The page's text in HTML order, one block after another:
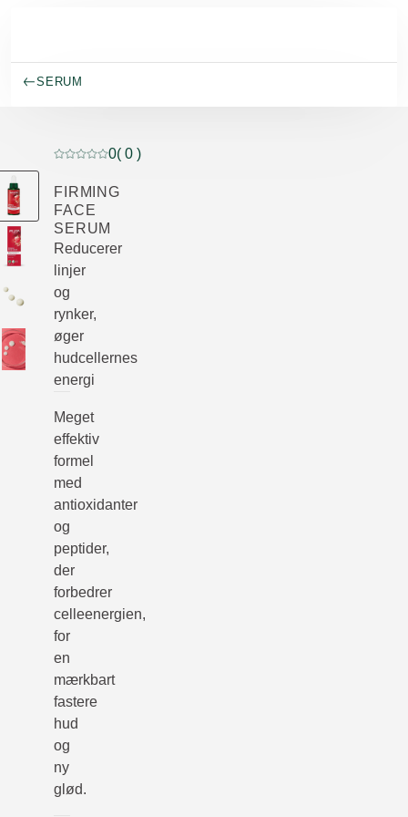
SERUM
Current rating: 0 out of 5 stars rated by 0 customers
0( 0 )
FIRMING
FACE
SERUM
Reducerer
linjer
og
rynker,
øger
hudcellernes
energi
Meget
effektiv
formel
med
antioxidanter
og
peptider,
der
forbedrer
celleenergien,
for
en
mærkbart
fastere
hud
og
ny
glød.